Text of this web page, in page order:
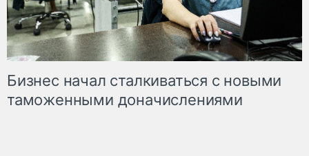
Бизнес начал сталкиваться с новыми
таможенными доначислениями